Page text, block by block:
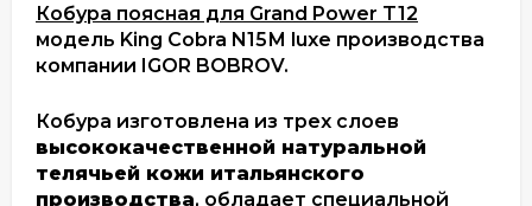
Кобура поясная для Grand Power T12
модель King Cobra N15М luxe производства
компании IGOR BOBROV.
Кобура изготовлена из трех слоев
высококачественной натуральной
телячьей кожи итальянского
производства, обладает специальной